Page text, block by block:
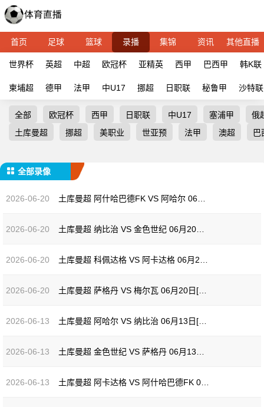
首页 足球 篮球 录播 集锦 资讯 其他直播
世界杯 英超 中超 欧冠杯 亚精英 西甲 巴西甲 韩K联
柬埔超 德甲 法甲 中U17 挪超 日职联 秘鲁甲 沙特联
全部 欧冠杯 西甲 日职联 中U17 塞浦甲
俄
土库曼超
挪超 美职业 世亚预 法甲 澳超 巴
全部录像
2026-06-20
2026-06-20
2026-06-20
2026-06-20
2026-06-13
2026-06-13
2026-06-13